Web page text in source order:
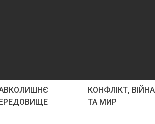
КОНФЛІКТ, ВІЙНА
ТА МИР